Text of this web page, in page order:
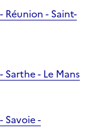
- Saint-
- Le Mans
-